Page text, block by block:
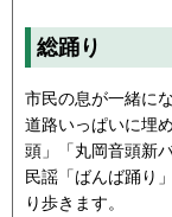
総踊り
市民の息が一緒に
道路いっぱいに埋
頭」「丸岡音頭新
民謡「ばんば踊り
り歩きます。